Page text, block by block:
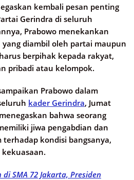
kembali pesan penting
Gerindra di seluruh
Prabowo menekankan
diambil oleh partai maupun
berpihak kepada rakyat,
pribadi atau kelompok.
Prabowo dalam
kader Gerindra, Jumat
bahwa seorang
jiwa pengabdian dan
kondisi bangsanya,
di SMA 72 Jakarta, Presiden